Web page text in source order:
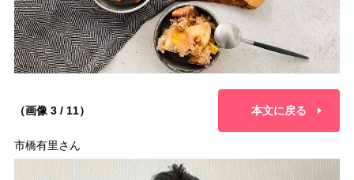
（画像 3 / 11） 本文に戻る
市橋有里さん